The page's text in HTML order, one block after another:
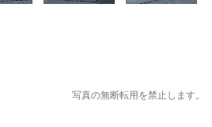
写真の無断転用を禁止します。